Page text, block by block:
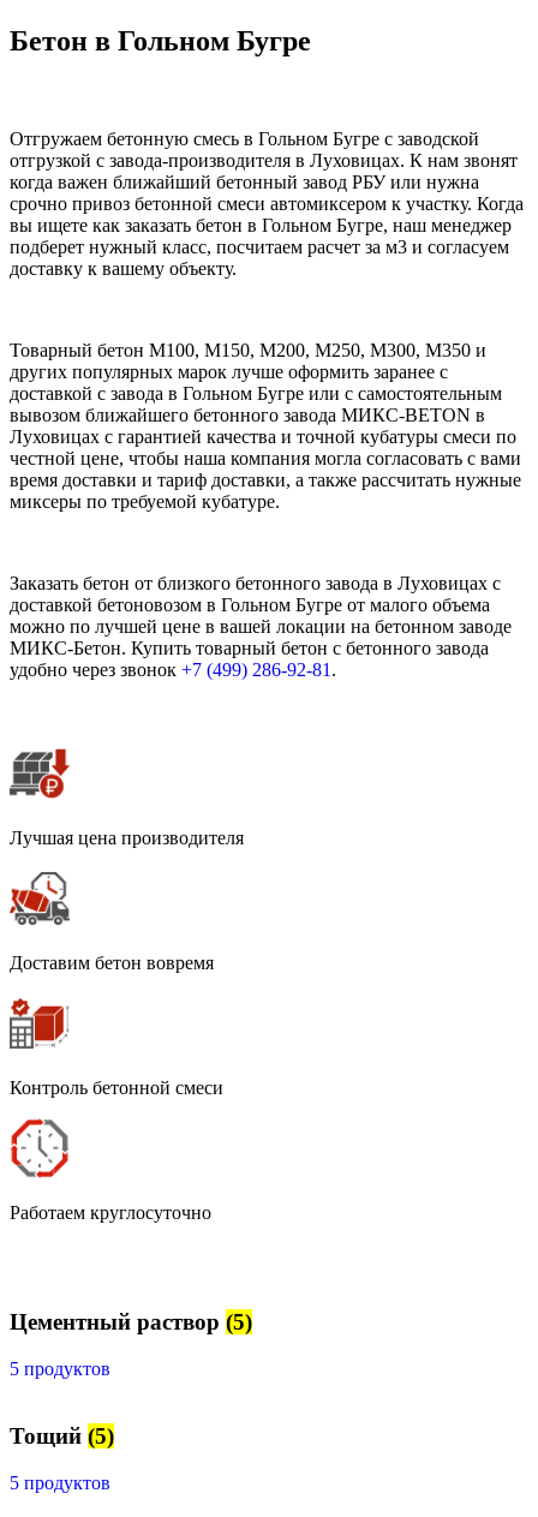
Бетон в Гольном Бугре
Отгружаем бетонную смесь в Гольном Бугре с заводской
отгрузкой с завода-производителя в Луховицах. К нам звонят
когда важен ближайший бетонный завод РБУ или нужна
срочно привоз бетонной смеси автомиксером к участку. Когда
вы ищете как заказать бетон в Гольном Бугре, наш менеджер
подберет нужный класс, посчитаем расчет за м3 и согласуем
доставку к вашему объекту.
Товарный бетон М100, М150, М200, М250, М300, М350 и
других популярных марок лучше оформить заранее с
доставкой с завода в Гольном Бугре или с самостоятельным
вывозом ближайшего бетонного завода МИКС-BETON в
Луховицах с гарантией качества и точной кубатуры смеси по
честной цене, чтобы наша компания могла согласовать с вами
время доставки и тариф доставки, а также рассчитать нужные
миксеры по требуемой кубатуре.
Заказать бетон от близкого бетонного завода в Луховицах с
доставкой бетоновозом в Гольном Бугре от малого объема
можно по лучшей цене в вашей локации на бетонном заводе
МИКС-Бетон. Купить товарный бетон с бетонного завода
удобно через звонок +7 (499) 286-92-81 .
Лучшая цена производителя
Доставим бетон вовремя
Контроль бетонной смеси
Работаем круглосуточно
Цементный раствор (5)
5 продуктов
Тощий (5)
5 продуктов